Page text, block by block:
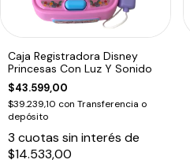
Caja Registradora Disney
Princesas Con Luz Y Sonido
$43.599,00
$39.239,10 con Transferencia o
depósito
3 cuotas sin interés de
$14.533,00